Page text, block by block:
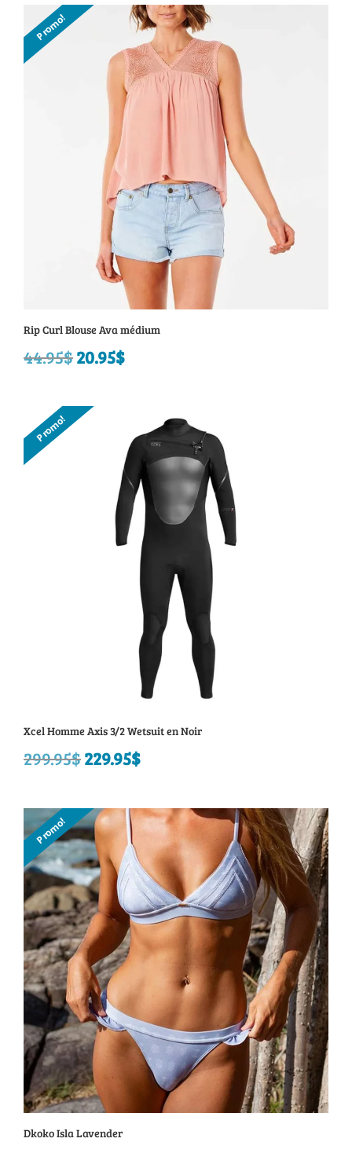
initial
87.95$.
actuel
est :
56.95$.
Promo!
Rip Curl Blouse Ava médium
44.95$Le
initial
44.95$.
20.95$
actuel
est :
20.95$.
Promo!
Xcel Homme Axis 3/2 Wetsuit en Noir
299.95$Le
initial
était :
299.95$.
229.95$
actuel
est :
229.95$.
Promo!
Dkoko Isla Lavender